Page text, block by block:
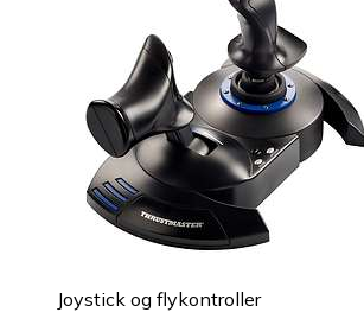
Joystick og flykontroller